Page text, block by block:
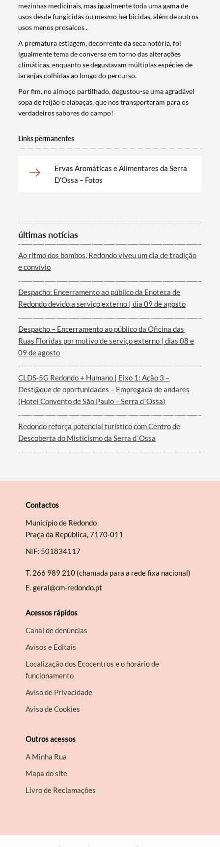
Termo de Pesquisa
Categorias gerais
mezinhas medicinais, mas igualmente toda uma gama de
usos desde fungicidas ou mesmo herbicidas, além de outros
usos menos prosaicos .
A prematura estiagem, decorrente da seca notória, foi
igualmente tema de conversa em torno das alterações
climáticas, enquanto se degustavam múltiplas espécies de
laranjas colhidas ao longo do percurso.
Por fim, no almoço partilhado, degustou-se uma agradável
sopa de feijão e alabaças, que nos transportaram para os
verdadeiros sabores do campo!
Links permanentes
Ervas Aromáticas e Alimentares da Serra
D’Ossa – Fotos
últimas notícias
Ao ritmo dos bombos, Redondo viveu um dia de tradição
e convívio
Despacho: Encerramento ao público da Enoteca de
Redondo devido a serviço externo | dia 09 de agosto
Despacho – Encerramento ao público da Oficina das
Ruas Floridas por motivo de serviço externo | dias 08 e
09 de agosto
CLDS-5G Redondo + Humano | Eixo 1: Ação 3 –
Dest@que de oportunidades – Empregada de andares
(Hotel Convento de São Paulo – Serra d´Ossa)
Redondo reforça potencial turístico com Centro de
Descoberta do Misticismo da Serra d´Ossa
Contactos
Município de Redondo
Praça da República, 7170-011
NIF: 501834117
T. 266 989 210 (chamada para a rede fixa nacional)
E.geral@cm-redondo.pt
Acessos rápidos
Canal de denúncias
Avisos e Editais
Localização dos Ecocentros e o horário de
funcionamento
Aviso de Privacidade
Aviso de Cookies
Outros acessos
A Minha Rua
Mapa do site
Livro de Reclamações